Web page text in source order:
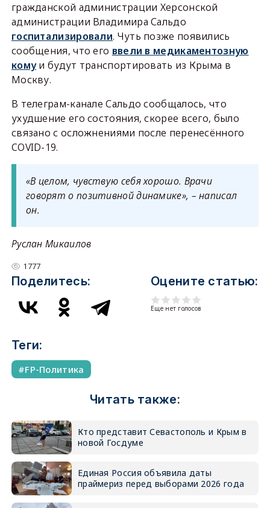
гражданской администрации Херсонской
администрации Владимира Сальдо
госпитализировали. Чуть позже появились
сообщения, что его ввели в медикаментозную
комуи будут транспортировать из Крыма в
Москву.
В телеграм-канале Сальдо сообщалось, что
ухудшение его состояния, скорее всего, было
связано с осложнениями после перенесённого
COVID-19.
«В целом, чувствую себя хорошо. Врачи
говорят о позитивной динамике», – написал
он.
Руслан Микаилов
1777
Поделитесь: Оцените статью:
Еще нет голосов
Теги:
FP-Политика
Читать также:
Кто представит Севастополь и Крым в
новой Госдуме
Единая Россия объявила даты
праймериз перед выборами 2026 года